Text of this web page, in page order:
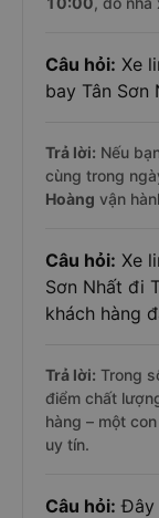
Câu hỏi: Xe
bay Tân Sơn
Trả lời: Nếu
cùng trong
Hoàng vận
Câu hỏi: Xe
Sơn Nhất đi
khách hàng
Trả lời: Trong
điểm chất
hàng – một
uy tín.
Câu hỏi: Đây